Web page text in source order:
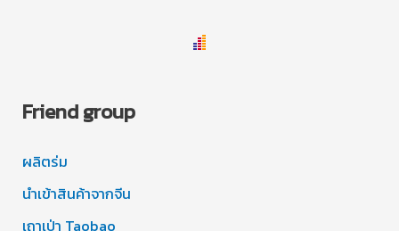
Friend group
ผลิตร่ม
นำเข้าสินค้าจากจีน
เถาเป่า Taobao